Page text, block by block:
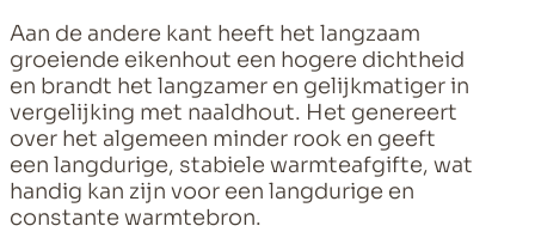
Aan de andere kant heeft het langzaam
groeiende eikenhout een hogere dichtheid
en brandt het langzamer en gelijkmatiger in
vergelijking met naaldhout. Het genereert
over het algemeen minder rook en geeft
een langdurige, stabiele warmteafgifte, wat
handig kan zijn voor een langdurige en
constante warmtebron.